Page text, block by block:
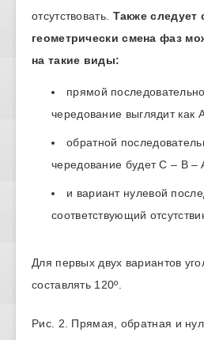
отсутствовать. Также следует
геометрически смена фаз
на такие виды:
прямой
чередование выглядит как
обратной
чередование будет C – B –
и вариант нулевой
соответствующий
Для первых двух вариантов
составлять 120º.
Рис. 2. Прямая, обратная и